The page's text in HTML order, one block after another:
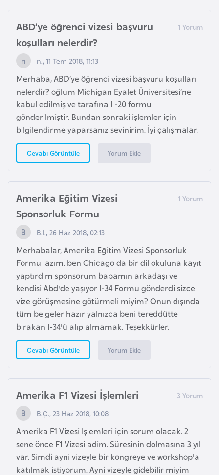
ABD’ye öğrenci vizesi başvuru
koşulları nelerdir?
n., 11 Tem 2018, 11:13
Merhaba, ABD’ye öğrenci vizesi başvuru koşulları
nelerdir? oğlum Michigan Eyalet Üniversitesi’ne
kabul edilmiş ve tarafına I -20 formu
gönderilmiştir. Bundan sonraki işlemler için
bilgilendirme yaparsanız sevinirim. İyi çalışmalar.
Cevabı Görüntüle Yorum Ekle
Amerika Eğitim Vizesi
Sponsorluk Formu
B.I., 26 Haz 2018, 02:13
Merhabalar, Amerika Eğitim Vizesi Sponsorluk
Formu lazım. ben Chicago da bir dil okuluna kayıt
yaptırdım sponsorum babamın arkadaşı ve
kendisi Abd'de yaşıyor I-34 Formu gönderdi sizce
vize görüşmesine götürmeli miyim? Onun dışında
tüm belgeler hazır yalnızca beni tereddütte
bırakan I-34'ü alıp almamak. Teşekkürler.
Cevabı Görüntüle Yorum Ekle
Amerika F1 Vizesi İşlemleri
B.Ç., 23 Haz 2018, 10:08
Amerika F1 Vizesi İşlemleri için sorum olacak. 2
sene önce F1 Vizesi adim. Süresinin dolmasına 3 yıl
var. Simdi ayni vizeyle bir kongreye ve workshop'a
katılmak istiyorum. Ayni vizeyle gidebilir miyim
K
n
y
a
K
o
n
g
K
ü
b
a
K
u
v
e
y
t
L
e
s
o
t
h
o
L
e
t